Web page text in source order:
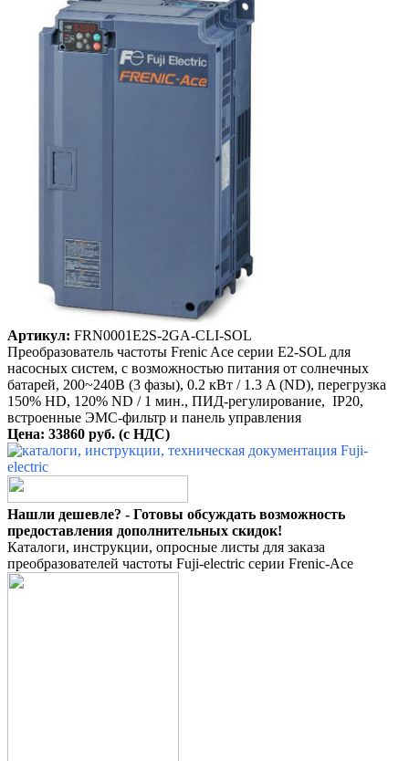
Артикул: FRN0001E2S-2GA-CLI-SOL
Преобразователь частоты Frenic Ace серии E2-SOL для
насосных систем, с возможностью питания от солнечных
батарей, 200~240B (3 фазы), 0.2 кВт / 1.3 A (ND), перегрузка
150% HD, 120% ND / 1 мин., ПИД-регулирование, IP20,
встроенные ЭМС-фильтр и панель управления
Цена: 33860 руб. (с НДС)
Нашли дешевле? - Готовы обсуждать возможность
предоставления дополнительных скидок!
Каталоги, инструкции, опросные листы для заказа
преобразователей частоты Fuji-electric серии Frenic-Ace